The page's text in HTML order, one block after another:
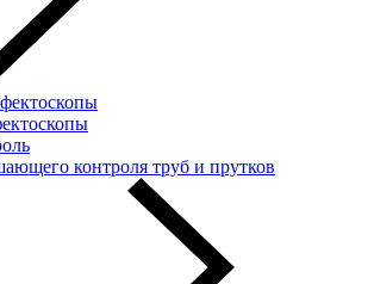
контроля труб и прутков